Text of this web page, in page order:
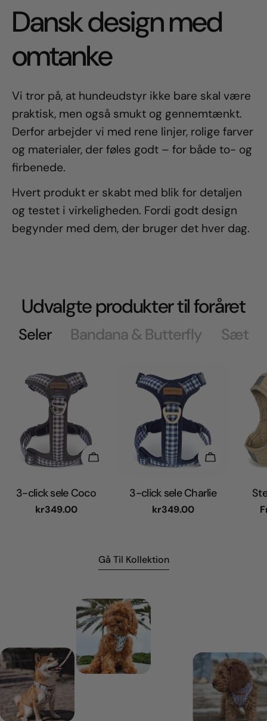
Dansk design med
omtanke
Vi tror på, at hundeudstyr ikke bare skal være
praktisk, men også smukt og gennemtænkt.
Derfor arbejder vi med rene linjer, rolige farver
og materialer, der føles godt – for både to- og
firbenede.
Hvert produkt er skabt med blik for detaljen
og testet i virkeligheden. Fordi godt design
begynder med dem, der bruger det hver dag.
Udvalgte produkter til foråret
Seler Bandana & Butterfly Sæt
Vælg Muligheder
3-click sele Coco
Normal
kr349.00
Vælg
3-click sele Charlie
Normal
kr349.00
Gå Til Kollektion